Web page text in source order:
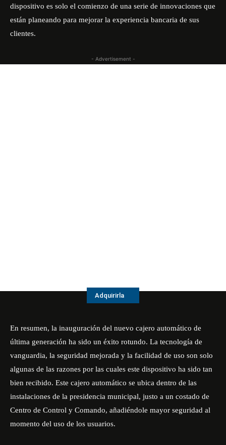
dispositivo es solo el comienzo de una serie de innovaciones que
están planeando para mejorar la experiencia bancaria de sus
clientes.
- Advertisement -
Adquirirla
En resumen, la inauguración del nuevo cajero automático de
última generación ha sido un éxito rotundo. La tecnología de
vanguardia, la seguridad mejorada y la facilidad de uso son solo
algunas de las razones por las cuales este dispositivo ha sido tan
bien recibido. Este cajero automático se ubica dentro de las
instalaciones de la presidencia municipal, justo a un costado de
Centro de Control y Comando, añadiéndole mayor seguridad al
momento del uso de los usuarios.